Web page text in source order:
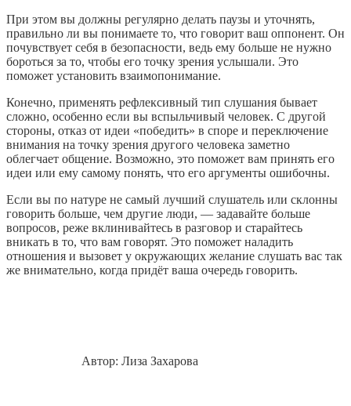
При этом вы должны регулярно делать паузы и уточнять,
правильно ли вы понимаете то, что говорит ваш оппонент. Он
почувствует себя в безопасности, ведь ему больше не нужно
бороться за то, чтобы его точку зрения услышали. Это
поможет установить взаимопонимание.
Конечно, применять рефлексивный тип слушания бывает
сложно, особенно если вы вспыльчивый человек. С другой
стороны, отказ от идеи «победить» в споре и переключение
внимания на точку зрения другого человека заметно
облегчает общение. Возможно, это поможет вам принять его
идеи или ему самому понять, что его аргументы ошибочны.
Если вы по натуре не самый лучший слушатель или склонны
говорить больше, чем другие люди, — задавайте больше
вопросов, реже вклинивайтесь в разговор и старайтесь
вникать в то, что вам говорят. Это поможет наладить
отношения и вызовет у окружающих желание слушать вас так
же внимательно, когда придёт ваша очередь говорить.
Автор: Лиза Захарова